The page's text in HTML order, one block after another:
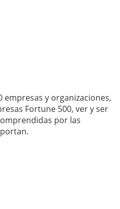
empresas y organizaciones,
Fortune 500, ver y ser
por las